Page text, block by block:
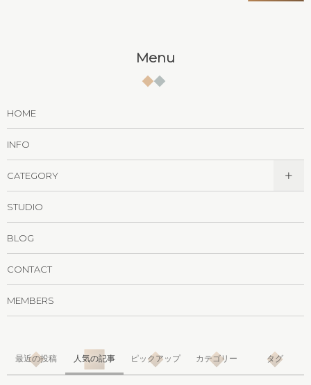
Menu
HOME
INFO
CATEGORY
STUDIO
BLOG
CONTACT
MEMBERS
最近の投稿 人気の記事 ピックアップ カテゴリー タグ